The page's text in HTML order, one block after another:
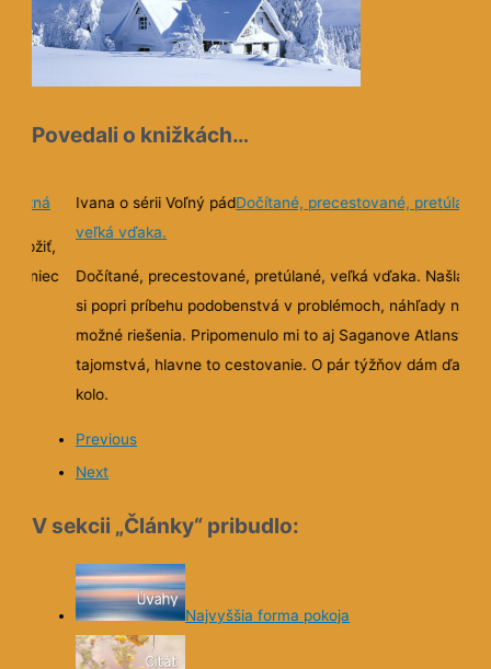
Povedali o knižkách…
bežná
odložiť,
koniec
Ivana o sérii Voľný pádDočítané, precestované, pretúlané,
veľká vďaka.
Dočítané, precestované, pretúlané, veľká vďaka. Našla
si popri príbehu podobenstvá v problémoch, náhľady na
možné riešenia. Pripomenulo mi to aj Saganove Atlanstké
tajomstvá, hlavne to cestovanie. O pár týžňov dám ďalšie
kolo.
Previous
Next
V sekcii „Články“ pribudlo:
Najvyššia forma pokoja